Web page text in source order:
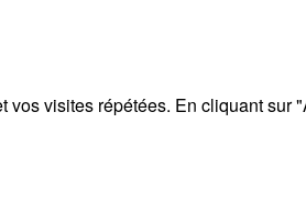
visites répétées. En cliquant sur